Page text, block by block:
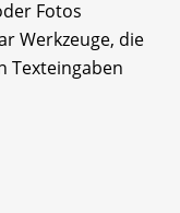
Fotos
Werkzeuge, die
Texteingaben